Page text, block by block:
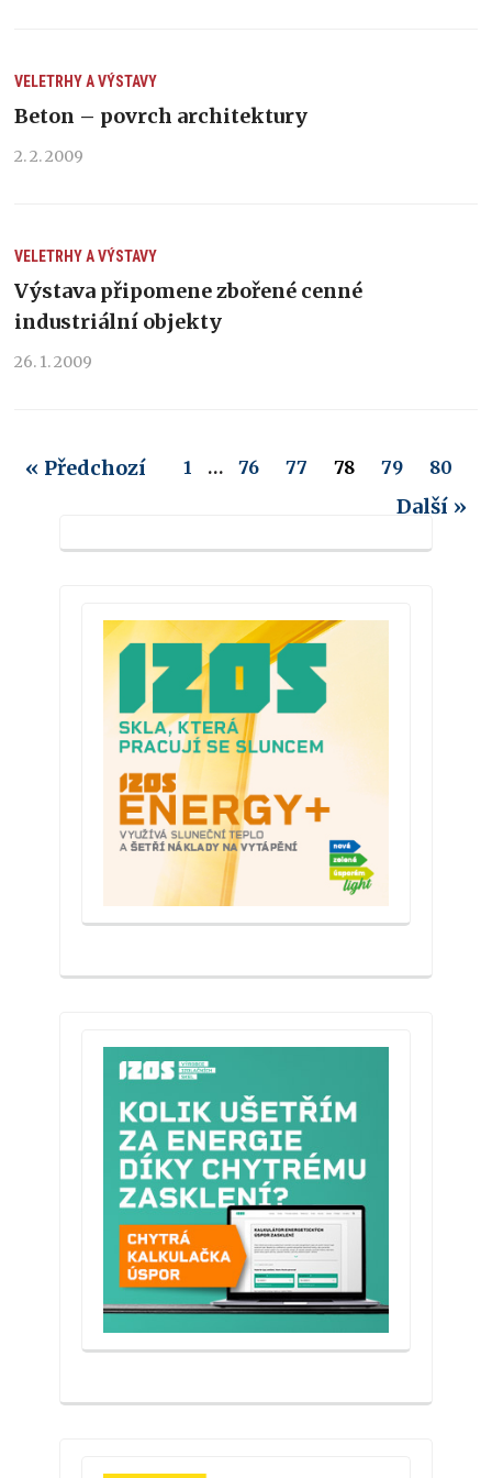
VELETRHY A VÝSTAVY
Beton – povrch architektury
2. 2. 2009
VELETRHY A VÝSTAVY
Výstava připomene zbořené cenné
industriální objekty
26. 1. 2009
« Předchozí 1 … 76 77 78 79 80
Další »